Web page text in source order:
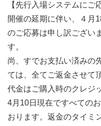
【先行入場システムにご
開催の延期に伴い、４月
のご応募は申し訳ござい
す。
尚、すでお支払い済みの
ては、全てご返金させて
代金はご購入時のクレジ
4月10日現在ですべての
おります。返金のタイミ